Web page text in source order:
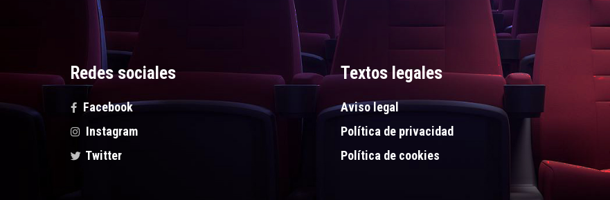
Redes sociales
Facebook
Instagram
Twitter
Textos legales
Aviso legal
Política de privacidad
Política de cookies